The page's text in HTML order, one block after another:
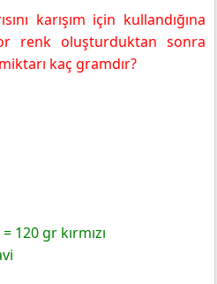
karışım için kullandığına
renk oluşturduktan sonra
kaç gramdır?
120 gr kırmızı